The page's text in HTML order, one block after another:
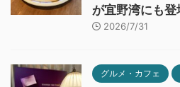
が宜野湾にも登
2026/7/31
グルメ・カフェ